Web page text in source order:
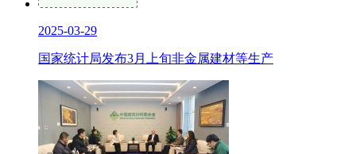
2025-03-29
国家统计局发布3月上旬非金属建材等生产